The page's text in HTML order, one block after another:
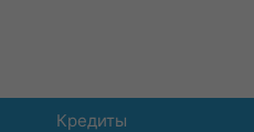
Кредиты